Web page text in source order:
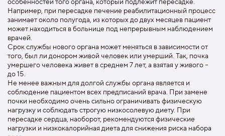
Например, при пересадке печение реабилитационный процесс
занимает около полугода, из которых до двух месяцев пациент
может находиться в больнице под непрерывным наблюдением
врачей.
Срок службы нового органа может меняться в зависимости от
того, был ли донором живой человек или умерший. Так, почка
умершего человека живет в среднем 7 лет, а взятая у живого –
до 15.
Не менее важным для долгой службы органа является и
соблюдение пациентом всех предписаний врача. При замене
почки необходимо очень сильно ограничивать физическую
нагрузку и соблюдать строгую низкосолевую диету. При
пересадке сердца, наоборот, рекомендуются физические
нагрузки и низкокалорийная диета для снижения риска набора